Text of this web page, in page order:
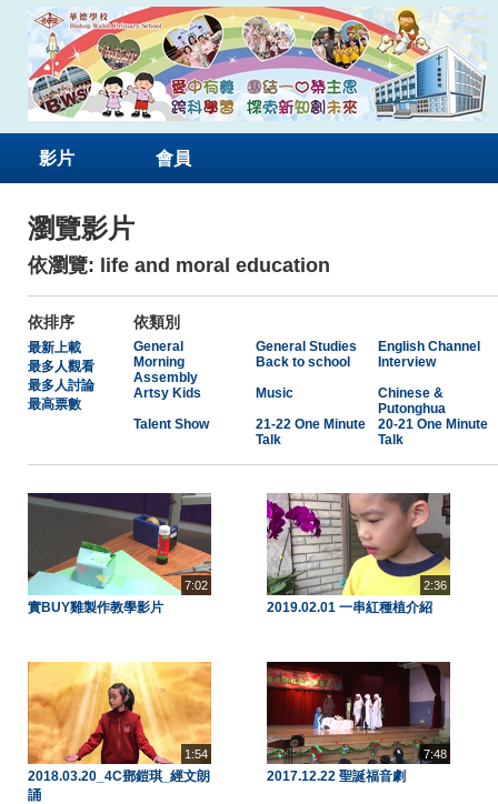
影片 會員
瀏覽影片
依瀏覽: life and moral education
依排序
最新上載
最多人觀看
最多人討論
最高票數
依類別
General General Studies
English Channel
Morning
Assembly
Back to school
Interview
Artsy Kids
Music
Chinese &
Putonghua
Talent Show
21-22 One Minute
Talk
20-21 One Minute
Talk
7:02
實BUY雞製作教學影片
2:36
2019.02.01 一串紅種植介紹
1:54
2018.03.20_4C鄧鎧琪_經文朗
誦
7:48
2017.12.22 聖誕福音劇